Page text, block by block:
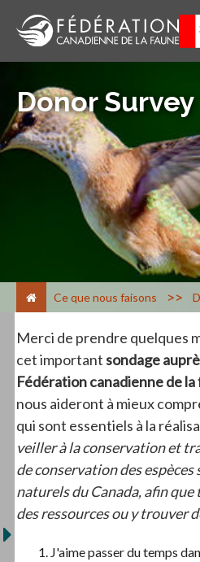
Donor Survey
Ce que nous faisons >
Merci de prendre quelques
cet importantsondage
Fédération canadienne de la
nous aideront à mieux
qui sont essentiels à la
veiller à la conservation et
de conservation des
naturels du Canada, afin
des ressources ou y trouver
1. J'aime passer du temps